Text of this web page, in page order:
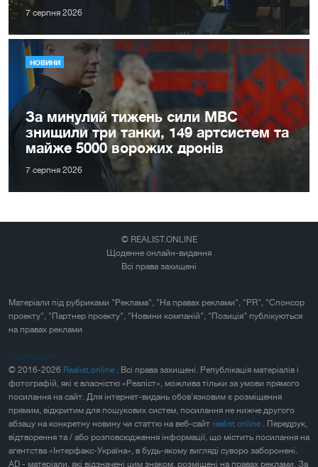
7 серпня 2026
НОВИНИ
За минулий тижень сили МВС
знищили три танки, 149 артсистем та
майже 5000 ворожих дронів
7 серпня 2026
© REALIST.ONLINE
Щоденне онлайн-видання
Всі права захищені
Матеріали під рубриками "Реклама", "На правах реклами", "PR", "Спонсор
проекту", "Партнер проекту", "Новини компаній", "Позиція" публікуються
на правах реклами
Карта сайта
© 2016-2026 Realist.online . Всі права захищені. Републікація матеріалів і
фотографій, які є власністю «Реаліст», можлива тільки за умови прямого
посилання на сайт. Для інтернет-видань обов'язковим є розміщення
прямим, відкритим для пошукових систем, посилання не нижче другого
абзацу на конкретну новину чи статтю на веб-сайт realist.online . Передрук,
відтворення та / або розповсюдження інформації, що містить посилання на
агентства «Інтерфакс-Україна», в будь-якому вигляді суворо заборонені.
AD - матеріали, які відзначені цим знаком, розміщені на правах реклами. За